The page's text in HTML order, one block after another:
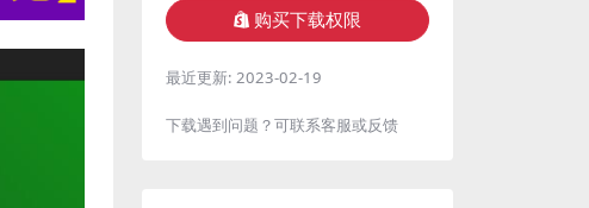
购买下载权限
最近更新: 2023-02-19
下载遇到问题？可联系客服或反馈